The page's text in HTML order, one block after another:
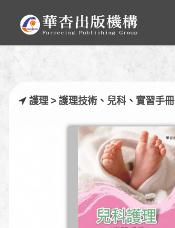
護理 > 護理技術 、 兒科 、 實習手冊